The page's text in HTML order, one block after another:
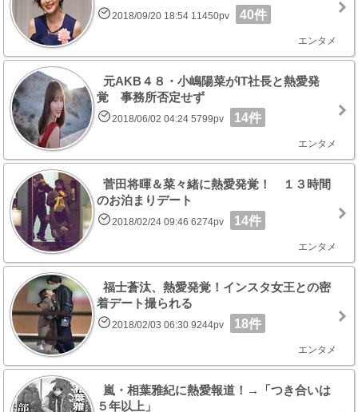
2018/09/20 18:54 11450pv 40件
エンタメ
元AKB４８・小嶋陽菜がIT社長と熱愛発
覚 事務所否定せず
2018/06/02 04:24 5799pv 14件
エンタメ
菅田将暉＆菜々緒に熱愛発覚！ １３時間
のお泊まりデート
2018/02/24 09:46 6274pv 14件
エンタメ
福士蒼汰、熱愛発覚！インスタ女王との密
着デート撮られる
2018/02/03 06:30 9244pv 18件
エンタメ
嵐・相葉雅紀に熱愛報道！→「つき合いは
５年以上」